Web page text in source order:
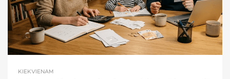
KIEKVIENAM